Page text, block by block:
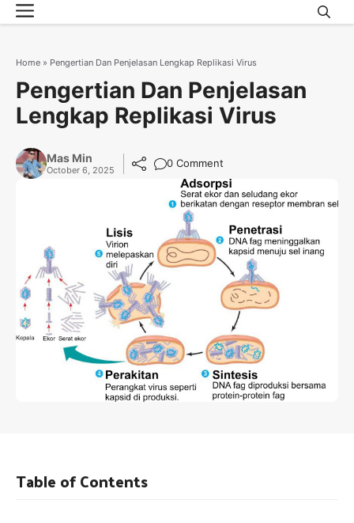
Skip
to
Menu
Home » Pengertian Dan Penjelasan Lengkap Replikasi Virus
Pengertian Dan Penjelasan
Lengkap Replikasi Virus
Mas Min
October 6, 2025
0 Comment
Table of Contents